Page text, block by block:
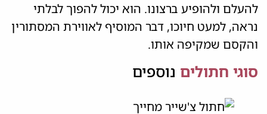
להעלם ולהופיע ברצונו. הוא יכול להפוך לבלתי
נראה, למעט חיוכו, דבר המוסיף לאווירת המסתורין
והקסם שמקיפה אותו.
סוגי חתולים נוספים